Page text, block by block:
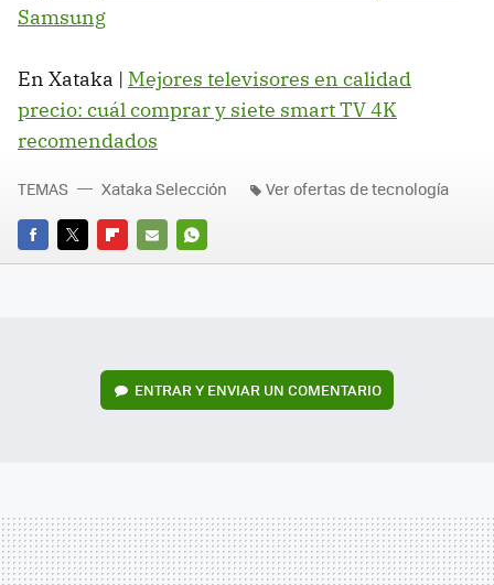
Samsung
En Xataka | Mejores televisores en calidad
precio: cuál comprar y siete smart TV 4K
recomendados
FACEBOOK
TWITTERFLIPBOARD
E-
WHATSAPP
TEMAS Xataka Selección Ver ofertas de tecnología
ENTRAR Y ENVIAR UN COMENTARIO